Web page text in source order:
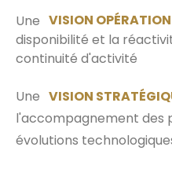
Une VISION
disponibilité et la
continuité d'activité
Une VISION
l'accompagnement des
évolutions